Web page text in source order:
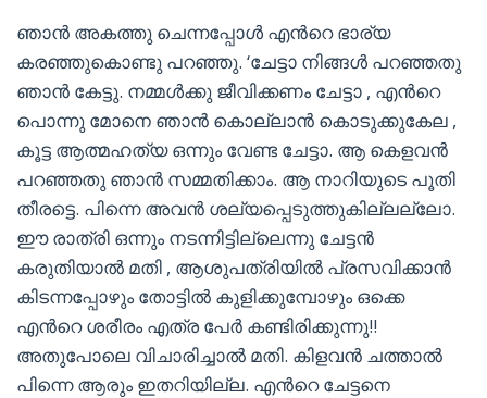
ഞാന്‍ അകത്തു ചെന്നപ്പോള്‍ എന്‍റെ ഭാര്യ
കരഞ്ഞുകൊണ്ടു പറഞ്ഞു. ‘ചേട്ടാ നിങ്ങള്‍ പറഞ്ഞതു
ഞാന്‍ കേട്ടു. നമ്മള്‍ക്കു ജീവിക്കണം ചേട്ടാ , എന്‍റെ
പൊന്നു മോനെ ഞാന്‍ കൊല്ലാന്‍ കൊടുക്കുകേല ,
കൂട്ട ആത്മഹത്യ ഒന്നും വേണ്ട ചേട്ടാ. ആ കെളവന്‍
പറഞ്ഞതു ഞാന്‍ സമ്മതിക്കാം. ആ നാറിയുടെ പൂതി
തീരട്ടെ. പിന്നെ അവന്‍ ശല്യപ്പെടുത്തുകില്ലല്ലോ.
ഈ രാത്രി ഒന്നും നടന്നിട്ടില്ലെന്നു ചേട്ടന്‍
കരുതിയാല്‍ മതി , ആശുപത്രിയില്‍ പ്രസവിക്കാന്‍
കിടന്നപ്പോഴും തോട്ടില്‍ കുളിക്കുമ്പോഴും ഒക്കെ
എന്‍റെ ശരീരം എത്ര പേര്‍ കണ്ടിരിക്കുന്നു!!
അതുപോലെ വിചാരിച്ചാല്‍ മതി. കിളവന്‍ ചത്താല്‍
പിന്നെ ആരും ഇതറിയില്ല. എന്‍റെ ചേട്ടനെ